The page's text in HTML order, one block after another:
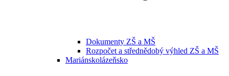
Dokumenty ZŠ a MŠ
Rozpočet a střednědobý výhled ZŠ a MŠ
Mariánskolázeňsko